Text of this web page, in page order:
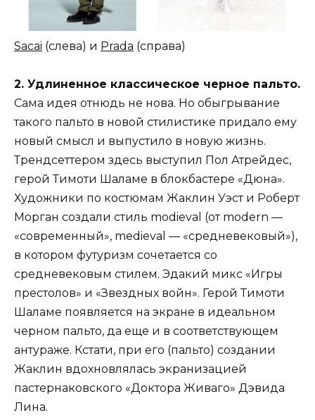
Sacai (слева) и Prada (справа)
2. Удлиненное классическое черное пальто.
Сама идея отнюдь не нова. Но обыгрывание
такого пальто в новой стилистике придало ему
новый смысл и выпустило в новую жизнь.
Трендсеттером здесь выступил Пол Атрейдес,
герой Тимоти Шаламе в блокбастере «Дюна».
Художники по костюмам Жаклин Уэст и Роберт
Морган создали стиль modieval (от modern —
«современный», medieval — «средневековый»),
в котором футуризм сочетается со
средневековым стилем. Эдакий микс «Игры
престолов» и «Звездных войн». Герой Тимоти
Шаламе появляется на экране в идеальном
черном пальто, да еще и в соответствующем
антураже. Кстати, при его (пальто) создании
Жаклин вдохновлялась экранизацией
пастернаковского «Доктора Живаго» Дэвида
Лина.